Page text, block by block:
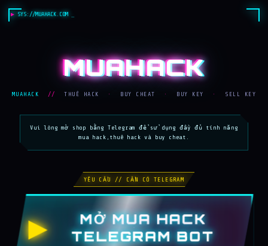
SYS://MUAHACK.COM
MUAHACK
MUAHACK // THUÊ HACK · BUY CHEAT · BUY KEY · SELL KEY
Vui lòng mở shop bằng Telegram để sử dụng đầy đủ tính năng
mua hack,thuê hack và buy cheat.
YÊU CẦU // CẦN CÓ TELEGRAM
▶
MỞ MUA HACK
TELEGRAM BOT